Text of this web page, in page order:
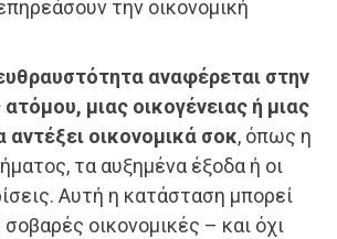
την οικονομική
αναφέρεται στην
μιας οικογένειας ή μιας
αντέξει οικονομικά σοκ, όπως η
τα αυξημένα έξοδα ή οι
Αυτή η κατάσταση μπορεί
οικονομικές – και όχι